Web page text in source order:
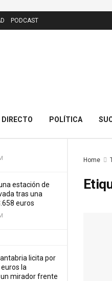
estación de
tras una
euros
licita por
la
mirador frente
PODCAST
DIRECTO POLÍTICA
Home